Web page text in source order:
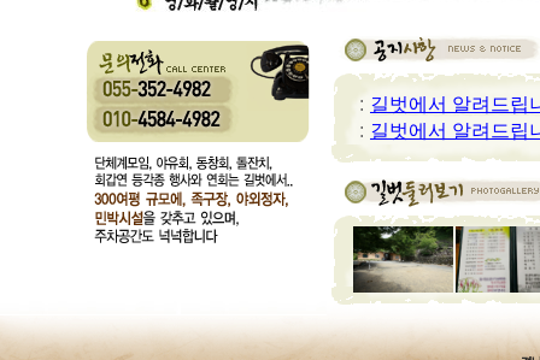
: 길벗에서 알려드립
: 길벗에서 알려드립